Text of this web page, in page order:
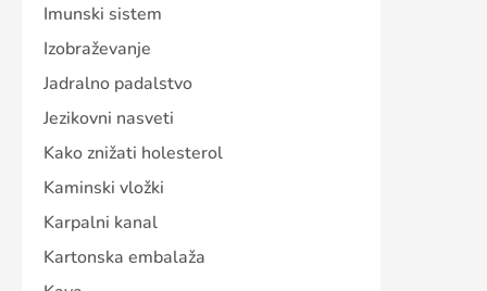
Imunski sistem
Izobraževanje
Jadralno padalstvo
Jezikovni nasveti
Kako znižati holesterol
Kaminski vložki
Karpalni kanal
Kartonska embalaža